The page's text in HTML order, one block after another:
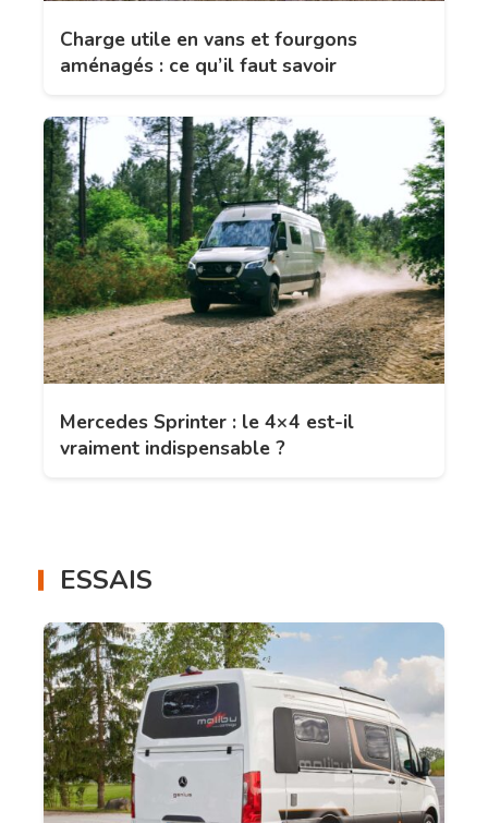
Charge utile en vans et fourgons
aménagés : ce qu’il faut savoir
Mercedes Sprinter : le 4×4 est-il
vraiment indispensable ?
ESSAIS